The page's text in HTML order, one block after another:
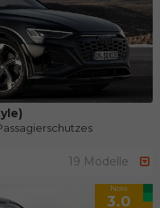
19 Modelle
Note
3.0